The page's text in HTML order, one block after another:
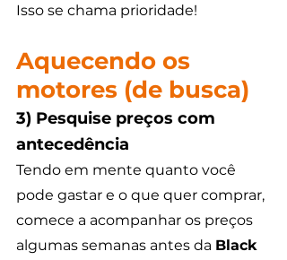
Isso se chama prioridade!
Aquecendo os
motores (de busca)
3) Pesquise preços com
antecedência
Tendo em mente quanto você
pode gastar e o que quer comprar,
comece a acompanhar os preços
algumas semanas antes da Black